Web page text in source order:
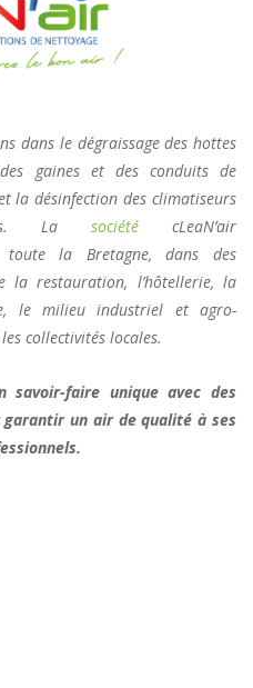
dans le dégraissage des hottes
gaines et des conduits de
la désinfection des climatiseurs
La société cLeaN’air
toute la Bretagne, dans des
la restauration, l’hôtellerie, la
le milieu industriel et agro-
collectivités locales.
savoir-faire unique avec des
un air de qualité à ses